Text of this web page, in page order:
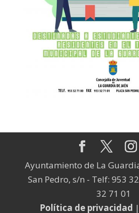
Ayuntamiento de La
San Pedro, s/n - Telf: 953
32 71 01
Política de privacidad |